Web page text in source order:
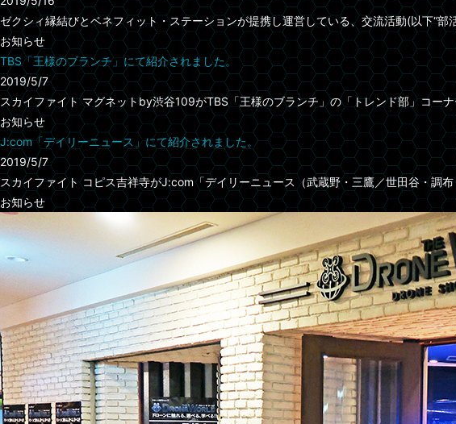
ゼクシィ縁結びとベネフィット・ステーションが提携し運営している、交流活動(以下“
お知らせ
TBS「王様のブランチ」にて紹介されました。
2019/5/7
スカイファイト マグネットby渋谷109がTBS「王様のブランチ」の「トレンド部」コー
お知らせ
J:com「デイリーニュース」にて紹介されました。
2019/5/7
スカイファイト コピス吉祥寺がJ:com「デイリーニュース（武蔵野・三鷹／世田谷・調
お知らせ